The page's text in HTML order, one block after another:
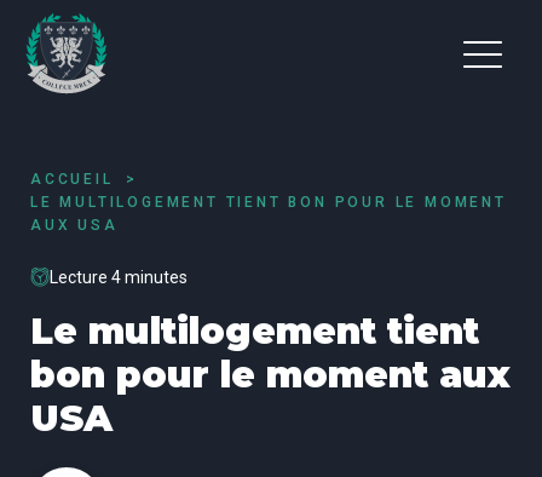
ACCUEIL
LE MULTILOGEMENT TIENT BON POUR LE MOMENT
AUX USA
Lecture 4 minutes
Le multilogement tient
bon pour le moment aux
USA